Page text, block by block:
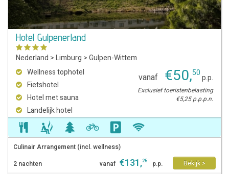
Hotel Gulpenerland
Nederland >Limburg >Gulpen-Wittem
Wellness tophotel
Fietshotel
Hotel met sauna
Landelijk hotel
vanaf €50,50p.p.
Exclusief toeristenbelasting
€5,25 p.p.p.n.
Culinair Arrangement (incl. wellness)
2 nachten
vanaf €131,25 p.p.
Bekijk >